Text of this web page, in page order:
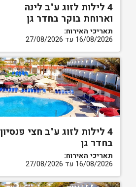
4 לילות לזוג ע"ב לינה
וארוחת בוקר בחדר גן
תאריכי האירוח:
16/08/2026 עד 27/08/2026
4 לילות לזוג ע"ב חצי פנסיון
בחדר גן
תאריכי האירוח:
16/08/2026 עד 27/08/2026